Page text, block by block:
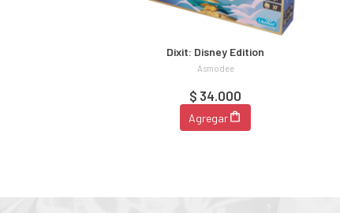
Dixit: Disney Edition
Asmodee
$ 34.000
Agregar